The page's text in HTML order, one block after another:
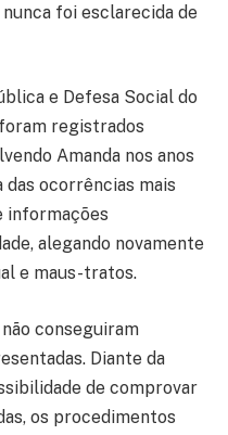
foi esclarecida de
e Defesa Social do
registrados
Amanda nos anos
das ocorrências mais
informações
alegando novamente
e maus-tratos.
conseguiram
Diante da
de comprovar
os procedimentos